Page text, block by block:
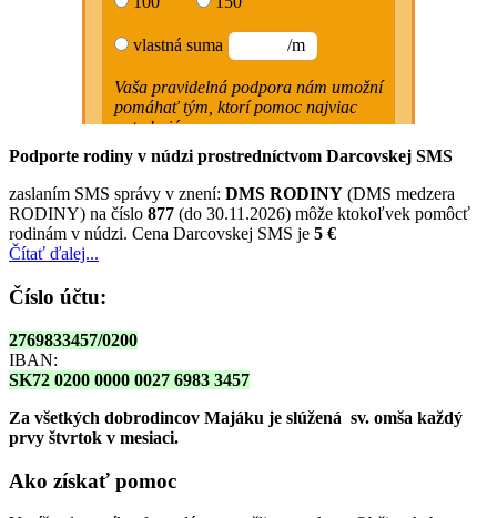
Podporte rodiny v núdzi prostredníctvom Darcovskej SMS
zaslaním SMS správy v znení: DMS RODINY (DMS medzera
RODINY) na číslo 877 (do 30.11.2026) môže ktokoľvek pomôcť
rodinám v núdzi. Cena Darcovskej SMS je 5 €
Čítať ďalej...
Číslo účtu:
2769833457/0200
IBAN:
SK72 0200 0000 0027 6983 3457
Za všetkých dobrodincov Majáku je slúžená sv. omša každý
prvy štvrtok v mesiaci.
Ako získať pomoc